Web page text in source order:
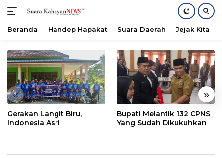
konten
Beranda Handep Hapakat Suara Daerah Jejak Kita
« »
Gerakan Langit Biru,
Indonesia Asri
Bupati Melantik 132 CPNS
Yang Sudah Dikukuhkan